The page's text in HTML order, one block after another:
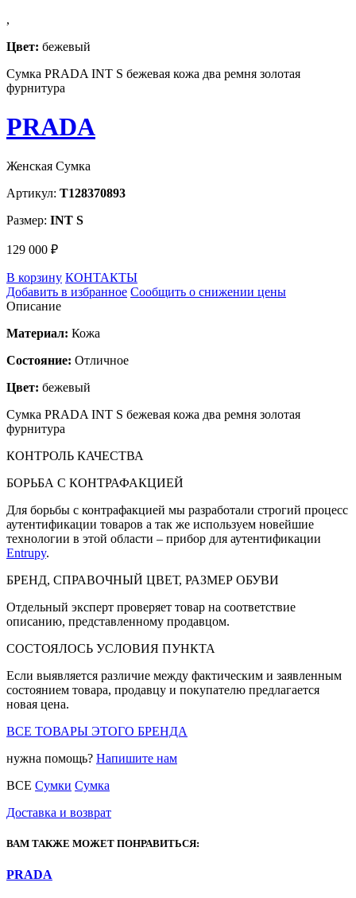
,
Цвет: бежевый
Сумка PRADA INT S бежевая кожа два ремня золотая
фурнитура
PRADA
Женская Сумка
Артикул: T128370893
Размер: INT S
129 000 ₽
В корзину КОНТАКТЫ
Добавить в избранное Сообщить о снижении цены
Описание
Материал: Кожа
Состояние: Отличное
Цвет: бежевый
Сумка PRADA INT S бежевая кожа два ремня золотая
фурнитура
КОНТРОЛЬ КАЧЕСТВА
БОРЬБА С КОНТРАФАКЦИЕЙ
Для борьбы с контрафакцией мы разработали строгий процесс
аутентификации товаров а так же используем новейшие
технологии в этой области – прибор для аутентификации
Entrupy.
БРЕНД, СПРАВОЧНЫЙ ЦВЕТ, РАЗМЕР ОБУВИ
Отдельный эксперт проверяет товар на соответствие
описанию, представленному продавцом.
СОСТОЯЛОСЬ УСЛОВИЯ ПУНКТА
Если выявляется различие между фактическим и заявленным
состоянием товара, продавцу и покупателю предлагается
новая цена.
ВСЕ ТОВАРЫ ЭТОГО БРЕНДА
нужна помощь? Напишите нам
ВСЕ Сумки Сумка
Доставка и возврат
ВАМ ТАКЖЕ МОЖЕТ ПОНРАВИТЬСЯ:
PRADA